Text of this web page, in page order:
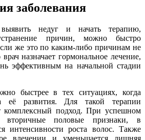
заболевания
недуг и начать терапию,
причин, можно быстро
же это по каким-либо причинам не
врач назначает гормональное лечение,
эффективным на начальной стадии
быстрее в тех ситуациях, когда
её развития. Для такой терапии
комплексный подход. При успешном
вторичные половые признаки, в
интенсивности роста волос. Также